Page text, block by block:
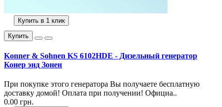
Купить в 1 клик
Купить
Konner & Sohnen KS 6102HDE - Дизельный генератор
Конер энд Зонен
При покупке этого генератора Вы получаете бесплатную
доставку домой! Оплата при получении! Официа..
0.00 грн.